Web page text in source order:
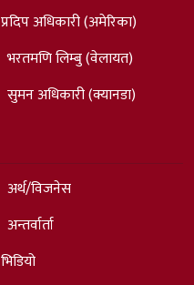
प्रदिप अधिकारी (अमेरिका)
भरतमणि लिम्बु (वेलायत)
सुमन अधिकारी (क्यानडा)
अर्थ/विजनेस
अन्तर्वार्ता
भिडियो